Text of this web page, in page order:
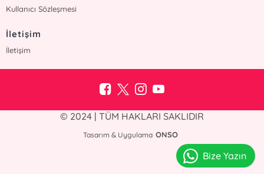
Kullanıcı Sözleşmesi
İletişim
İletişim
© 2024 | TÜM HAKLARI SAKLIDIR
Tasarım & Uygulama ONSO
Bize Yazın